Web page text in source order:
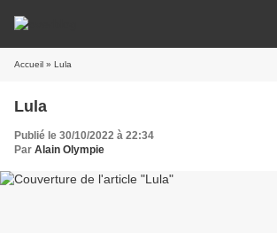
Accueil » Lula
Lula
Publié le 30/10/2022 à 22:34
Par Alain Olympie